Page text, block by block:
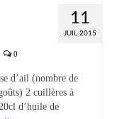
11
JUIL 2015
0
d’ail (nombre de
2 cuillères à
d’huile de